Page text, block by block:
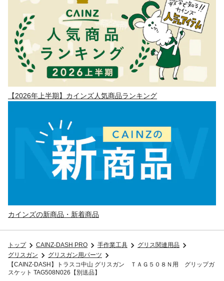
【2026年上半期】カインズ人気商品ランキング
カインズの新商品・新着商品
トップ CAINZ-DASH PRO 手作業工具
グリス関連用品
グリスガン
グリスガン用パーツ
【CAINZ-DASH】トラスコ中山 グリスガン ＴＡＧ５０８Ｎ用 グリップガ
スケット TAG508N026【別送品】